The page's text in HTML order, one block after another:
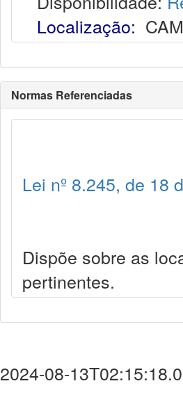
Localização: CAM
Normas Referenciadas
Lei nº 8.245, de 18
Dispõe sobre as
pertinentes.
2024-08-